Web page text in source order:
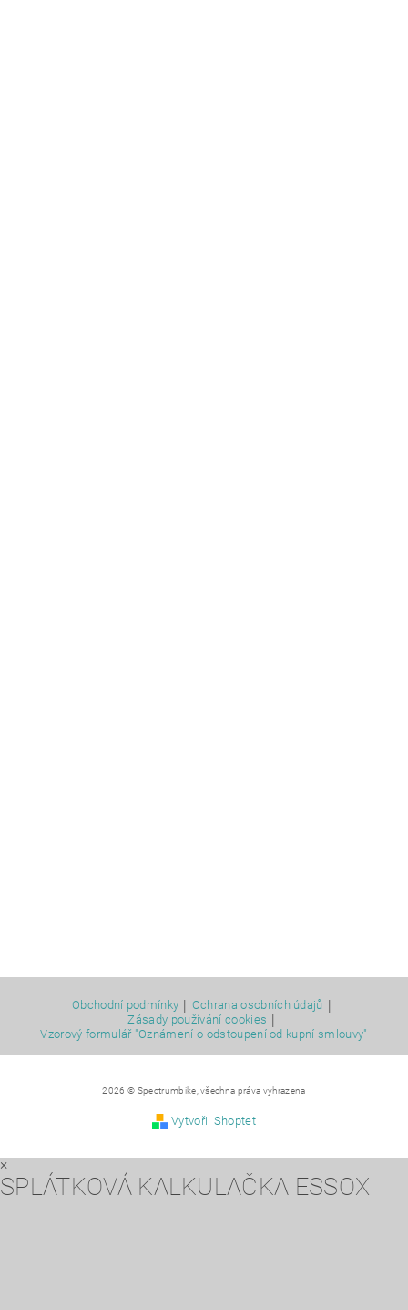
Obchodní podmínky Ochrana osobních údajů
Zásady používání cookies
Vzorový formulář "Oznámení o odstoupení od kupní smlouvy"
2026 © Spectrumbike, všechna práva vyhrazena
Vytvořil Shoptet
×
SPLÁTKOVÁ KALKULAČKA ESSOX